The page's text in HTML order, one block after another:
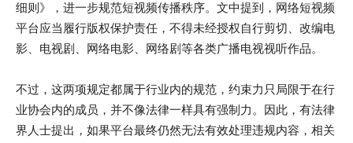
细则》，进一步规范短视频传播秩序。文中提到，网络短视频
平台应当履行版权保护责任，不得未经授权自行剪切、改编电
影、电视剧、网络电影、网络剧等各类广播电视视听作品。
不过，这两项规定都属于行业内的规范，约束力只局限于在行
业协会内的成员，并不像法律一样具有强制力。因此，有法律
界人士提出，如果平台最终仍然无法有效处理违规内容，相关